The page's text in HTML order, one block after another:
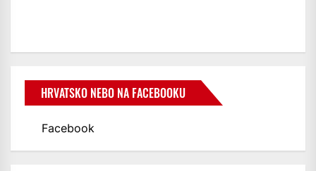
HRVATSKO NEBO NA FACEBOOKU
Facebook